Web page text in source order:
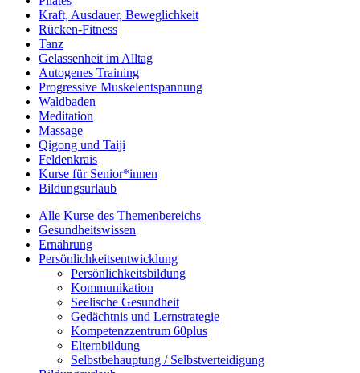
Kraft, Ausdauer, Beweglichkeit
Rücken-Fitness
Tanz
Gelassenheit im Alltag
Autogenes Training
Progressive Muskelentspannung
Waldbaden
Meditation
Massage
Qigong und Taiji
Feldenkrais
Kurse für Senior*innen
Bildungsurlaub
Alle Kurse des Themenbereichs
Gesundheitswissen
Ernährung
Persönlichkeitsentwicklung
Persönlichkeitsbildung
Kommunikation
Seelische Gesundheit
Gedächtnis und Lernstrategie
Kompetenzzentrum 60plus
Elternbildung
Selbstbehauptung / Selbstverteidigung